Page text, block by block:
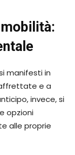
manifesti in
e a
invece, si
opzioni
alle proprie